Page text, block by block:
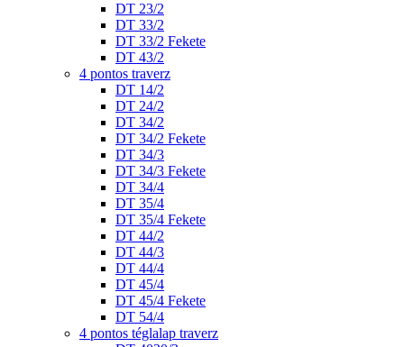
DT 23/2
DT 33/2
DT 33/2 Fekete
DT 43/2
4 pontos traverz
DT 14/2
DT 24/2
DT 34/2
DT 34/2 Fekete
DT 34/3
DT 34/3 Fekete
DT 34/4
DT 35/4
DT 35/4 Fekete
DT 44/2
DT 44/3
DT 44/4
DT 45/4
DT 45/4 Fekete
DT 54/4
4 pontos téglalap traverz